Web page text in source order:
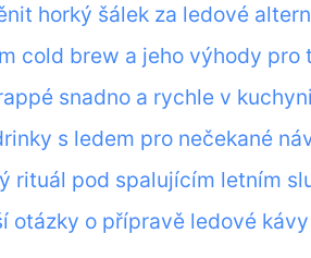
horký šálek za ledové
cold brew a jeho výhody pro
snadno a rychle v kuchyni
s ledem pro nečekané
rituál pod spalujícím letním
otázky o přípravě ledové kávy